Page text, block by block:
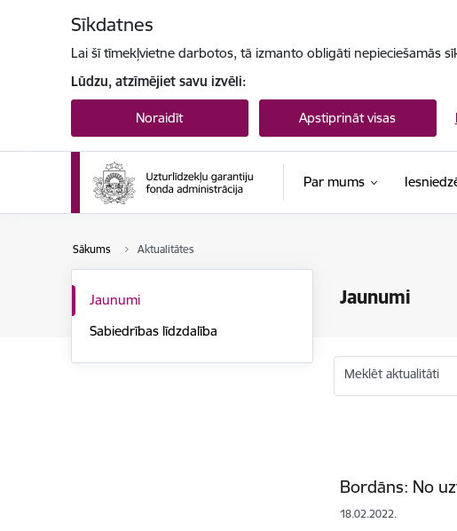
Sīkdatnes
Lai šī tīmekļvietne darbotos, tā izmanto obligāti nepieciešamās
Lūdzu, atzīmējiet savu izvēli:
Noraidīt Apstiprināt visas
Par mums
Sākums Aktualitātes
Jaunumi
Jaunumi
Sabiedrības līdzdalība
Meklēt aktualitāti
Bordāns: No
18.02.2022.